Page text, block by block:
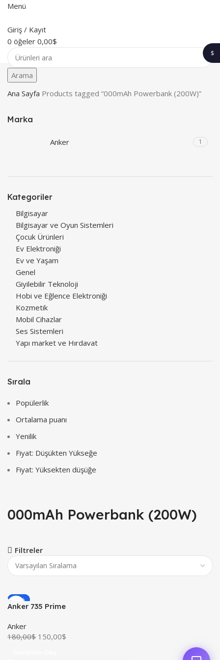
Menü
Giriş / Kayıt
0 öğeler 0,00$
Arama
Ana Sayfa Products tagged “000mAh Powerbank (200W)”
Marka
Anker 1
Kategoriler
Bilgisayar
Bilgisayar ve Oyun Sistemleri
Çocuk Ürünleri
Ev Elektroniği
Ev ve Yaşam
Genel
Giyilebilir Teknoloji
Hobi ve Eğlence Elektroniği
Kozmetik
Mobil Cihazlar
Ses Sistemleri
Yapı market ve Hırdavat
Sırala
Popülerlik
Ortalama puanı
Yenilik
Fiyat: Düşükten Yükseğe
Fiyat: Yüksekten düşüğe
000mAh Powerbank (200W)
Filtreler
-17%
TÜKENDI
Anker 735 Prime
(200W)
Anker
180,00$ 150,00$
$